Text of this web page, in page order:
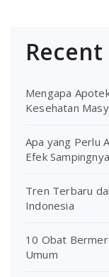
Mengapa
Kesehatan
Apa yang Perlu
Efek
Tren Terbaru
Indonesia
10 Obat
Umum